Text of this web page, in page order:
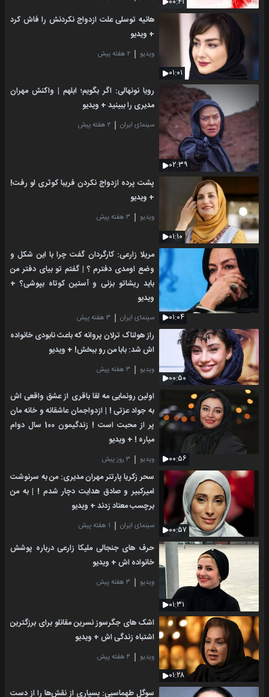
۰۱:۰۱
هانیه توسلی علت ازدواج نکردنش را فاش کرد
+ ویدیو
ویدیو ۲ هفته پیش
۰۲:۳۹
رویا نونهالی: اگر بگویم؛ ابلهم | واکنش مهران
مدیری را ببینید + ویدیو
سینمای ایران ۲ هفته پیش
۰۱:۱۰
پشت پرده ازدواج نکردن فریبا کوثری لو رفت!
+ ویدیو
ویدیو ۳ هفته پیش
۰۱:۰۴
مریلا زارعی: کارگردان گفت چرا با این شکل و
وضع اومدی دفترم ؟ | گفتم تو بیای دفتر من
باید ریشاتو بزنی و آستین کوتاه بپوشی؟ +
ویدیو
سینمای ایران ۳ هفته پیش
۰۰:۵۰
راز هولناک ترلان پروانه که باعث نابودی خانواده
اش شد: بابا من رو ببخش! + ویدیو
ویدیو ۳ هفته پیش
۰۰:۵۶
اولین رونمایی مه لقا باقری از عشق واقعی اش
به جواد عزتی ! | ازدواجمان عاشقانه و خانه مان
پر از محبت است ! زندگیمون 100 سال دوام
میاره ! + ویدیو
ویدیو ۳ روز پیش
۰۰:۵۷
سحر زکریا پارتنر مهران مدیری: من به سرنوشت
امیرکبیر و صادق هدایت دچار شدم ! | به من
برچسب معتاد زدند + ویدیو
سینمای ایران ۱ هفته پیش
۰۱:۳۱
حرف های جنجالی ملیکا زارعی درباره پوشش
خانواده اش + ویدیو
ویدیو ۳ هفته پیش
۰۱:۲۸
اشک های جگرسوز نسرین مقانلو برای برزگترین
اشتباه زندگی اش + ویدیو
ویدیو ۴ هفته پیش
سوگل طهماسبی: بسیاری از نقش‌ها را از دست